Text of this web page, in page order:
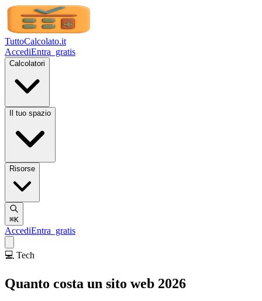
TuttoCalcolato.it
AccediEntra gratis
Calcolatori
Il tuo spazio
Risorse
⌘K
AccediEntra gratis
💻 Tech
Quanto costa un sito web 2026